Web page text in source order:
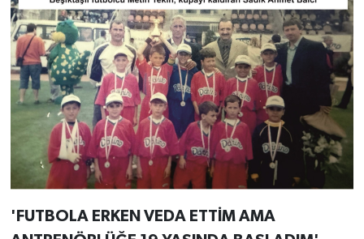
'FUTBOLA ERKEN VEDA ETTİM AMA